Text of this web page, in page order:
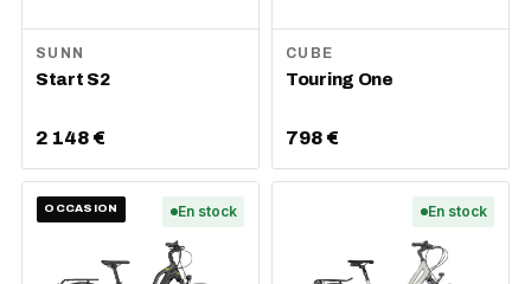
SUNN
Start S2
2 148 €
CUBE
Touring One
798 €
OCCASION En stock En stock